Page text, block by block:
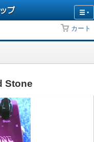
カート
Stone